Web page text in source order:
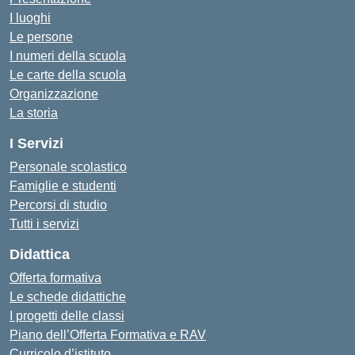
I luoghi
Le persone
I numeri della scuola
Le carte della scuola
Organizzazione
La storia
I Servizi
Personale scolastico
Famiglie e studenti
Percorsi di studio
Tutti i servizi
Didattica
Offerta formativa
Le schede didattiche
I progetti delle classi
Piano dell’Offerta Formativa e RAV